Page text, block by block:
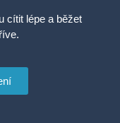
cítit lépe a běžet